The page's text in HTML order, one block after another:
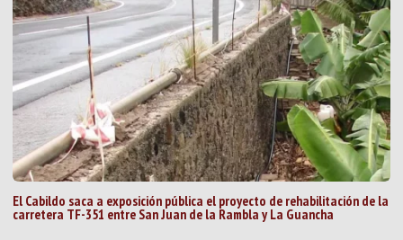
El Cabildo saca a exposición pública el proyecto de rehabilitación de la
carretera TF-351 entre San Juan de la Rambla y La Guancha